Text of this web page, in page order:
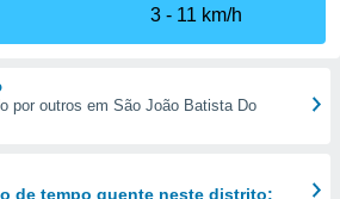
3
11 km/h
por outros em São João Batista Do
de tempo quente neste distrito: